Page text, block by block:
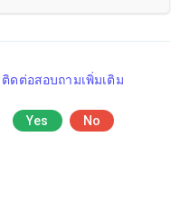
ติดต่อสอบถามเพิ่มเติม
Yes No